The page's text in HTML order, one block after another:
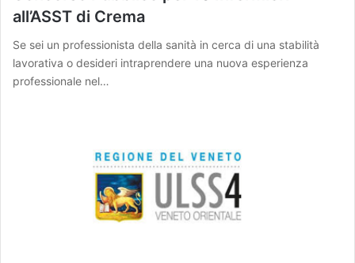
all’ASST di Crema
Se sei un professionista della sanità in cerca di una stabilità
lavorativa o desideri intraprendere una nuova esperienza
professionale nel…